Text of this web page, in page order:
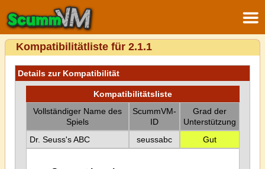
Kompatibilitätliste für 2.1.1
Details zur Kompatibilität
Kompatibilitätsliste
Vollständiger Name des
Spiels
ScummVM-
ID
Grad der
Unterstützung
Dr. Seuss's ABC
seussabc Gut